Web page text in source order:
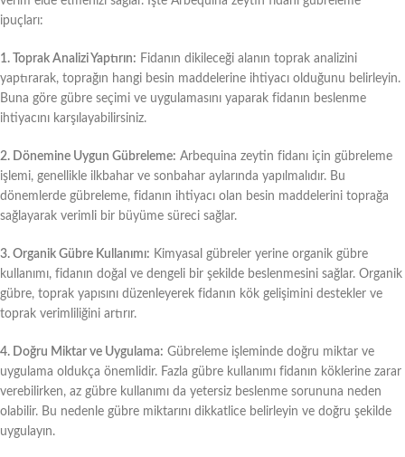
ipuçları:
1. Toprak Analizi Yaptırın: Fidanın dikileceği alanın toprak analizini
yaptırarak, toprağın hangi besin maddelerine ihtiyacı olduğunu belirleyin.
Buna göre gübre seçimi ve uygulamasını yaparak fidanın beslenme
ihtiyacını karşılayabilirsiniz.
2. Dönemine Uygun Gübreleme: Arbequina zeytin fidanı için gübreleme
işlemi, genellikle ilkbahar ve sonbahar aylarında yapılmalıdır. Bu
dönemlerde gübreleme, fidanın ihtiyacı olan besin maddelerini toprağa
sağlayarak verimli bir büyüme süreci sağlar.
3. Organik Gübre Kullanımı: Kimyasal gübreler yerine organik gübre
kullanımı, fidanın doğal ve dengeli bir şekilde beslenmesini sağlar. Organik
gübre, toprak yapısını düzenleyerek fidanın kök gelişimini destekler ve
toprak verimliliğini artırır.
4. Doğru Miktar ve Uygulama: Gübreleme işleminde doğru miktar ve
uygulama oldukça önemlidir. Fazla gübre kullanımı fidanın köklerine zarar
verebilirken, az gübre kullanımı da yetersiz beslenme sorununa neden
olabilir. Bu nedenle gübre miktarını dikkatlice belirleyin ve doğru şekilde
uygulayın.